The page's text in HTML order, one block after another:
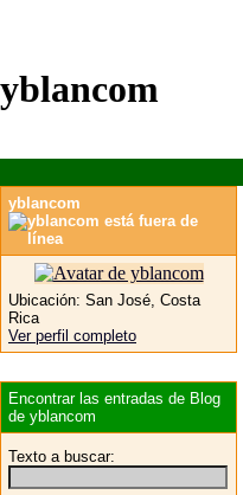
yblancom
yblancom
Ubicación: San José, Costa
Rica
Ver perfil completo
Encontrar las entradas de Blog
de yblancom
Texto a buscar: